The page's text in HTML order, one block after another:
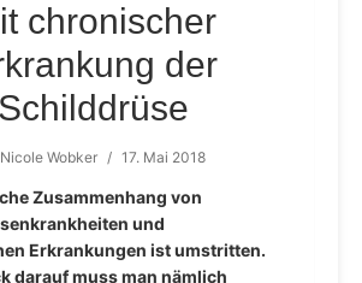
chronischer
der
Schilddrüse
Nicole Wobker / 17. Mai 2018
Zusammenhang von
und
Erkrankungen ist umstritten.
darauf muss man nämlich